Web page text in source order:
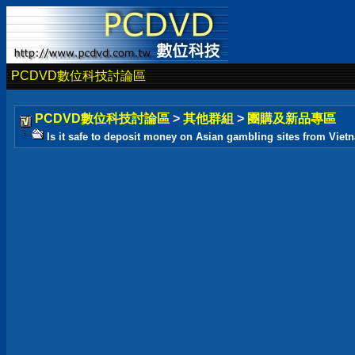
PCDVD數位科技討論區
PCDVD數位科技討論區 > 其他群組 > 團購及新品專區
Is it safe to deposit money on Asian gambling sites from